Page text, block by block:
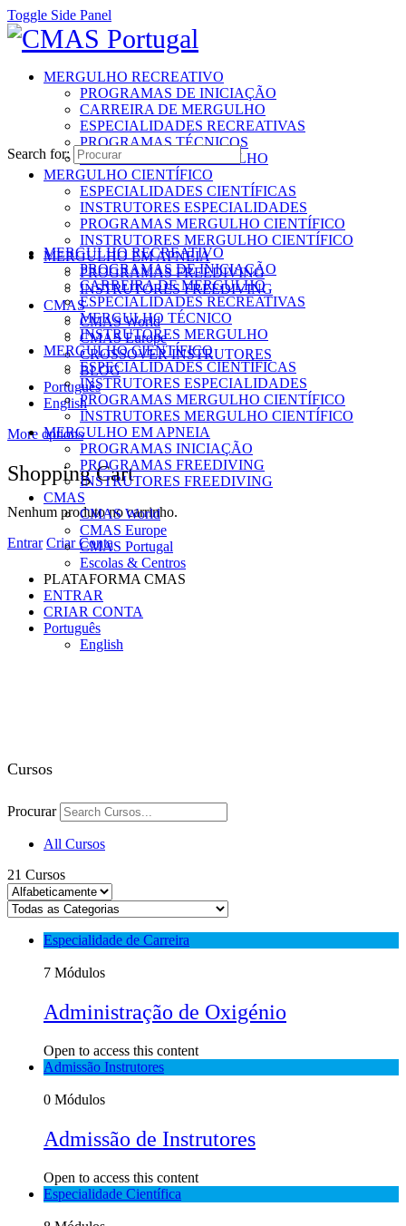
Toggle Side Panel
MERGULHO RECREATIVO
PROGRAMAS DE INICIAÇÃO
CARREIRA DE MERGULHO
ESPECIALIDADES RECREATIVAS
PROGRAMAS TÉCNICOS
INSTRUTORES MERGULHO
MERGULHO CIENTÍFICO
ESPECIALIDADES CIENTÍFICAS
INSTRUTORES ESPECIALIDADES
PROGRAMAS MERGULHO CIENTÍFICO
INSTRUTORES MERGULHO CIENTÍFICO
MERGULHO EM APNEIA
PROGRAMAS FREEDIVING
INSTRUTORES FREEDIVING
CMAS
CMAS World
CMAS Europe
CROSSOVER INSTRUTORES
BLOG
Português
English
More options
Shopping Cart
Nenhum produto no carrinho.
Entrar Criar Conta
Search for:
MERGULHO RECREATIVO
PROGRAMAS DE INICIAÇÃO
CARREIRA DE MERGULHO
ESPECIALIDADES RECREATIVAS
MERGULHO TÉCNICO
INSTRUTORES MERGULHO
MERGULHO CIENTÍFICO
ESPECIALIDADES CIENTÍFICAS
INSTRUTORES ESPECIALIDADES
PROGRAMAS MERGULHO CIENTÍFICO
INSTRUTORES MERGULHO CIENTÍFICO
MERGULHO EM APNEIA
PROGRAMAS INICIAÇÃO
PROGRAMAS FREEDIVING
INSTRUTORES FREEDIVING
CMAS
CMAS World
CMAS Europe
CMAS Portugal
Escolas & Centros
PLATAFORMA CMAS
ENTRAR
CRIAR CONTA
Português
English
Cursos
Procurar
All Cursos
21 Cursos
Especialidade de Carreira
7 Módulos
Administração de Oxigénio
Open to access this content
Admissão Instrutores
0 Módulos
Admissão de Instrutores
Open to access this content
Especialidade Científica